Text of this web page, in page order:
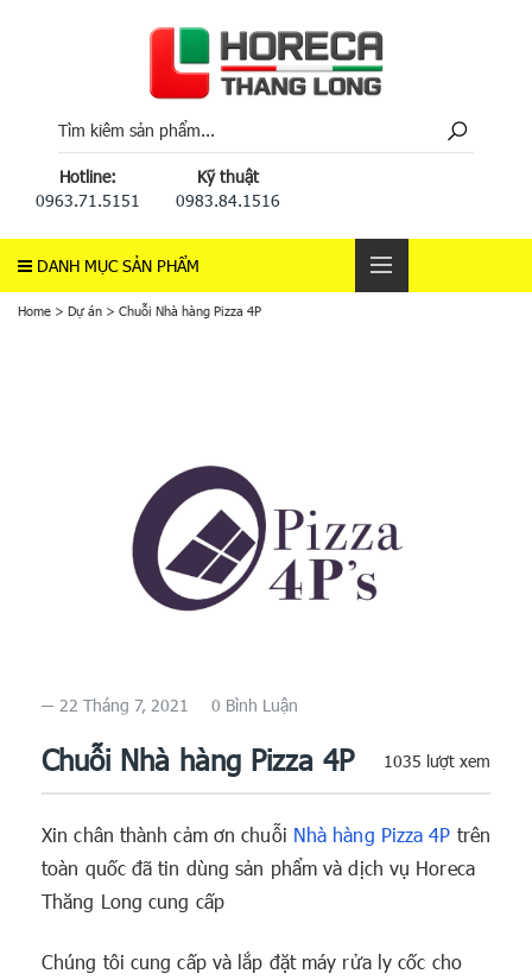
Hotline:
0963.71.5151
Kỹ thuật
0983.84.1516
DANH MỤC SẢN PHẨM
Home > Dự án > Chuỗi Nhà hàng Pizza 4P
22 Tháng 7, 2021 0 Bình Luận
1035 lượt xem
Chuỗi Nhà hàng Pizza 4P
Xin chân thành cảm ơn chuỗi Nhà hàng Pizza 4P trên
toàn quốc đã tin dùng sản phẩm và dịch vụ Horeca
Thăng Long cung cấp
Chúng tôi cung cấp và lắp đặt máy rửa ly cốc cho